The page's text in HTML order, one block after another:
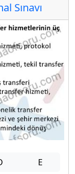
Sınavı
E